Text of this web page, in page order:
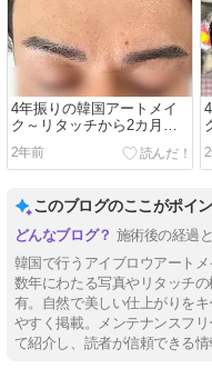
4年振りの韓国アートメイ
ク～リタッチから2カ月後
～
2年前
このブログのここがポイ
施術後の経過
韓国で行うアイブロウアート
数年にわたる写真やリタッチ
有。自然で美しい仕上がりを
やすく掲載。メンテナンスフ
て紹介し、読者が信頼できる情